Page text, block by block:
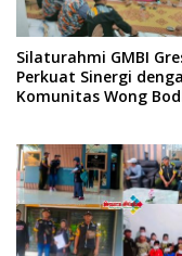
Silaturahmi GMBI
Perkuat Sinergi
Komunitas Wong
Menjelang Acara
Massal dan
Yatim